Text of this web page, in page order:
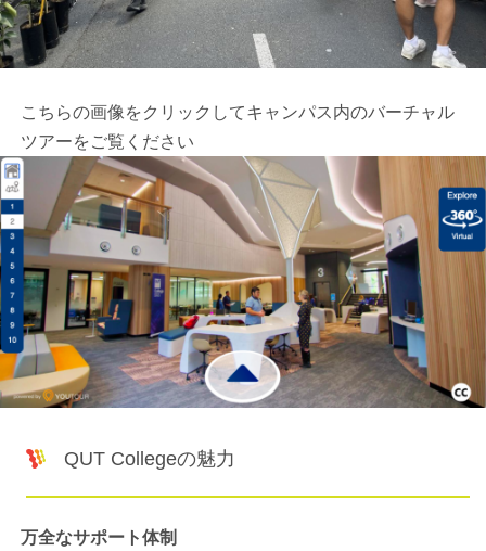
こちらの画像をクリックしてキャンパス内のバーチャル
ツアーをご覧ください
QUT Collegeの魅力
万全なサポート体制